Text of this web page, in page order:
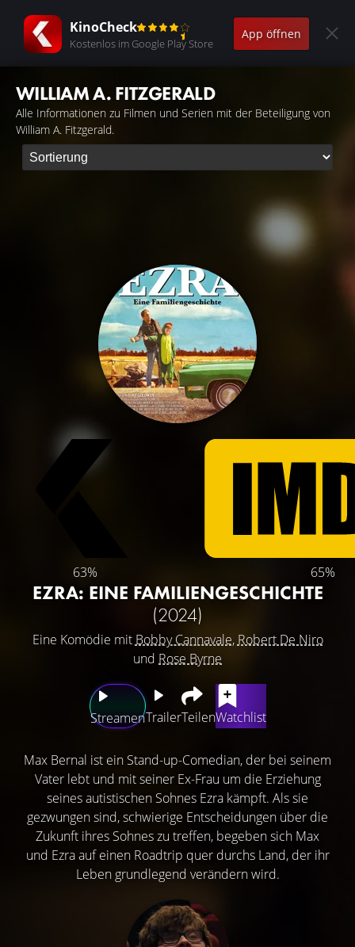
KinoCheck
Kostenlos im Google Play Store
App öffnen
WILLIAM A. FITZGERALD
Alle Informationen zu Filmen und Serien mit der Beteiligung von
William A. Fitzgerald.
63% 65%
EZRA: EINE FAMILIENGESCHICHTE
(2024)
Eine Komödie mit Bobby Cannavale, Robert De Niro
und Rose Byrne
StreamenTrailerTeilenWatchlist
Max Bernal ist ein Stand-up-Comedian, der bei seinem
Vater lebt und mit seiner Ex-Frau um die Erziehung
seines autistischen Sohnes Ezra kämpft. Als sie
gezwungen sind, schwierige Entscheidungen über die
Zukunft ihres Sohnes zu treffen, begeben sich Max
und Ezra auf einen Roadtrip quer durchs Land, der ihr
Leben grundlegend verändern wird.